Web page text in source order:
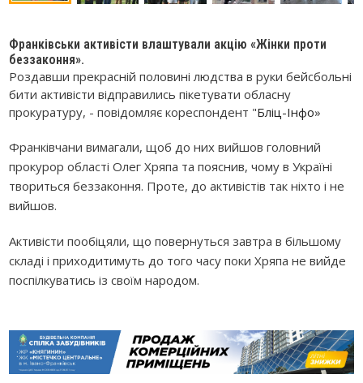
Франківськи активісти влаштували акцію «Жінки проти
беззаконня».
Роздавши прекрасній половині людства в руки бейсбольні
бити активісти відправились пікетувати обласну
прокуратуру, - повідомляє кореспондент "Бліц-Інфо»
Франківчани вимагали, щоб до них вийшов головний
прокурор області Олег Хряпа та пояснив, чому в Україні
твориться беззаконня. Проте, до активістів так ніхто і не
вийшов.
Активісти пообіцяли, що повернуться завтра в більшому
складі і приходитимуть до того часу поки Хряпа не вийде
поспілкуватись із своїм народом.